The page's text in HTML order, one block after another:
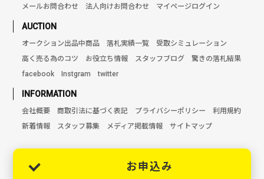
メールお問合わせ
法人向けお問合わせ マイページログイン
AUCTION
オークション出品中商品 落札実績一覧
受取シミュレーション
高く売る為のコツ
お役立ち情報 スタッフブログ
驚きの落札結果
facebook
Instgram twitter
INFORMATION
会社概要 商取引法に基づく表記 プライバシーポリシー
利用規約
新着情報
スタッフ募集 メディア掲載情報 サイトマップ
お申込み